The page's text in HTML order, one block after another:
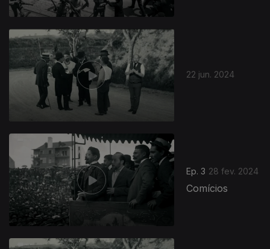
22 jun. 2024
Ep. 3 28 fev. 2024
Comícios